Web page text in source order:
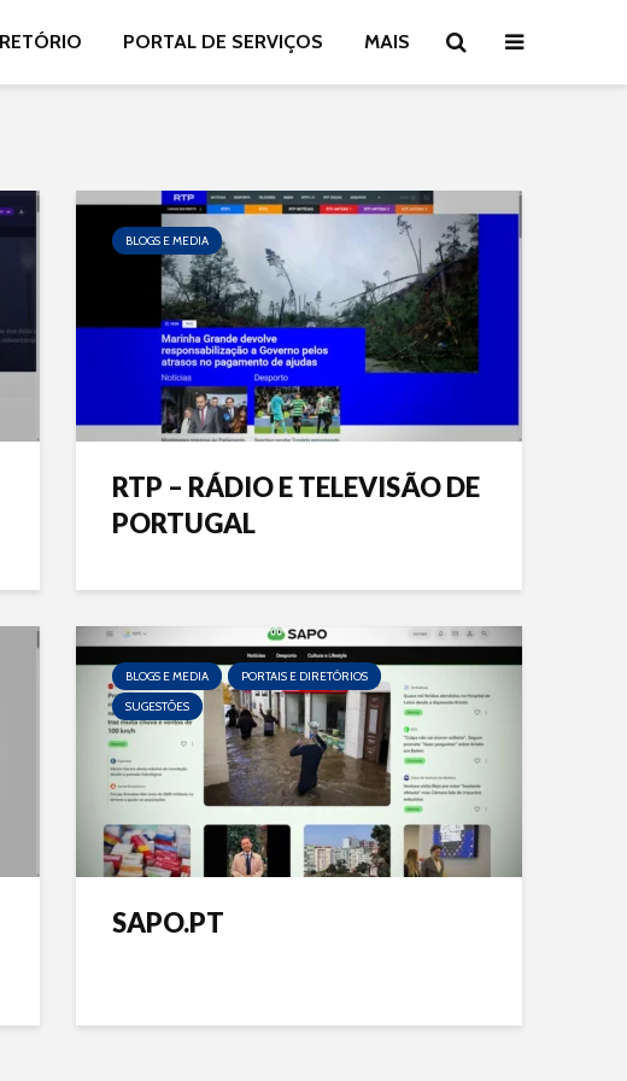
PORTAL DE SERVIÇOS MAIS
BLOGS E MEDIA
RTP – RÁDIO E TELEVISÃO DE
PORTUGAL
BLOGS E MEDIA
PORTAIS E DIRETÓRIOS
SUGESTÕES
SAPO.PT